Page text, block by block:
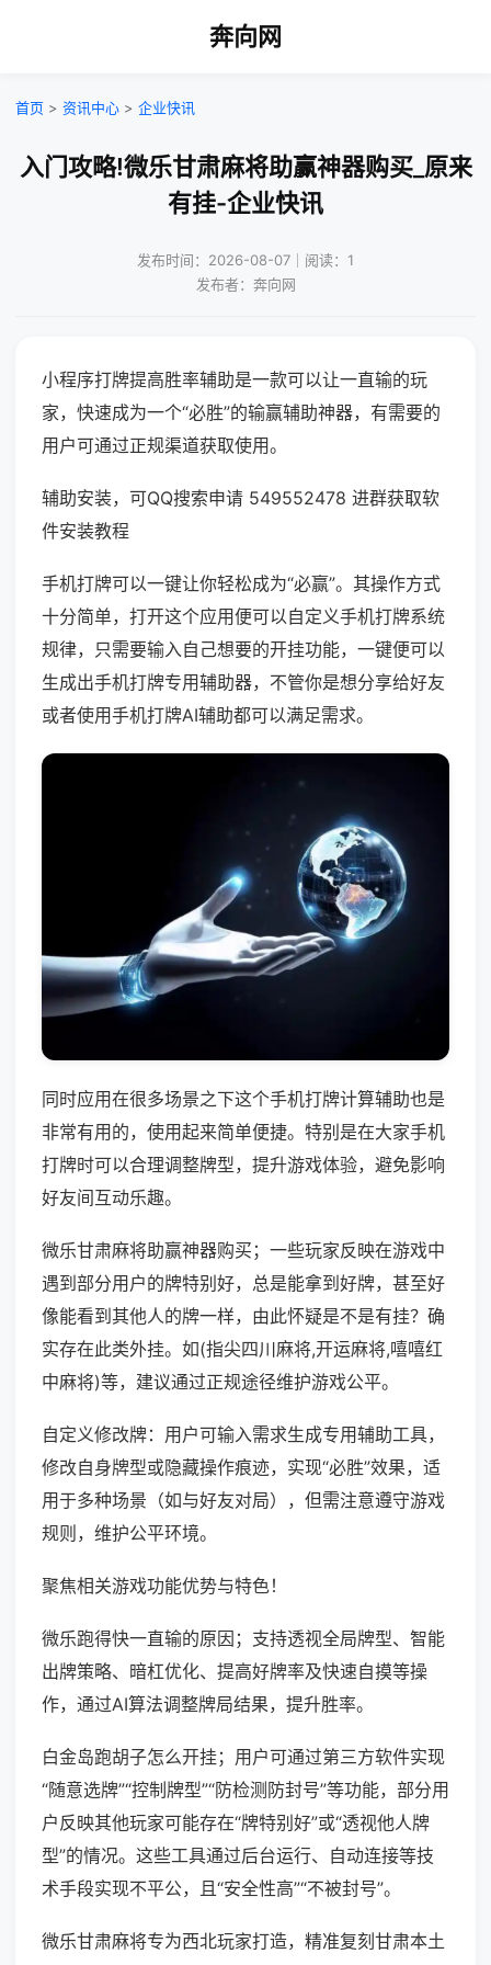
奔向网
首页 > 资讯中心 > 企业快讯
入门攻略!微乐甘肃麻将助赢神器购买_原来
有挂-企业快讯
发布时间：2026-08-07｜阅读：1
发布者：奔向网
小程序打牌提高胜率辅助是一款可以让一直输的玩
家，快速成为一个“必胜”的输赢辅助神器，有需要的
用户可通过正规渠道获取使用。
辅助安装，可QQ搜索申请 549552478 进群获取软
件安装教程
手机打牌可以一键让你轻松成为“必赢”。其操作方式
十分简单，打开这个应用便可以自定义手机打牌系统
规律，只需要输入自己想要的开挂功能，一键便可以
生成出手机打牌专用辅助器，不管你是想分享给好友
或者使用手机打牌AI辅助都可以满足需求。
同时应用在很多场景之下这个手机打牌计算辅助也是
非常有用的，使用起来简单便捷。特别是在大家手机
打牌时可以合理调整牌型，提升游戏体验，避免影响
好友间互动乐趣。
微乐甘肃麻将助赢神器购买；一些玩家反映在游戏中
遇到部分用户的牌特别好，总是能拿到好牌，甚至好
像能看到其他人的牌一样，由此怀疑是不是有挂？确
实存在此类外挂。如(指尖四川麻将,开运麻将,嘻嘻红
中麻将)等，建议通过正规途径维护游戏公平。
自定义修改牌：用户可输入需求生成专用辅助工具，
修改自身牌型或隐藏操作痕迹，实现“必胜”效果，适
用于多种场景（如与好友对局），但需注意遵守游戏
规则，维护公平环境。
聚焦相关游戏功能优势与特色！
微乐跑得快一直输的原因；支持透视全局牌型、智能
出牌策略、暗杠优化、提高好牌率及快速自摸等操
作，通过AI算法调整牌局结果，提升胜率。
白金岛跑胡子怎么开挂；用户可通过第三方软件实现
“随意选牌”“控制牌型”“防检测防封号”等功能，部分用
户反映其他玩家可能存在“牌特别好”或“透视他人牌
型”的情况。这些工具通过后台运行、自动连接等技
术手段实现不平公，且“安全性高”“不被封号”。
微乐甘肃麻将专为西北玩家打造，精准复刻甘肃本土